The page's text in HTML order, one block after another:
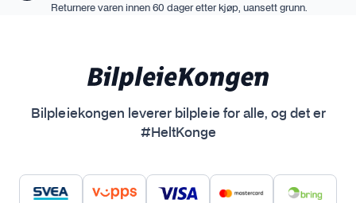
Returnere varen innen 60 dager etter kjøp, uansett grunn.
Bilpleiekongen leverer bilpleie for alle, og det er
#HeltKonge